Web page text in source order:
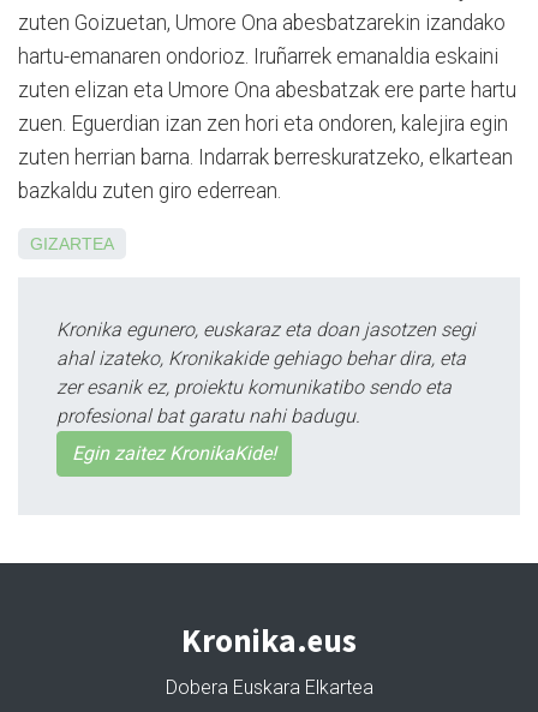
zuten Goizuetan, Umore Ona abesbatzarekin izandako
hartu-emanaren ondorioz. Iruñarrek emanaldia eskaini
zuten elizan eta Umore Ona abesbatzak ere parte hartu
zuen. Eguerdian izan zen hori eta ondoren, kalejira egin
zuten herrian barna. Indarrak berreskuratzeko, elkartean
bazkaldu zuten giro ederrean.
GIZARTEA
Kronika egunero, euskaraz eta doan jasotzen segi
ahal izateko, Kronikakide gehiago behar dira, eta
zer esanik ez, proiektu komunikatibo sendo eta
profesional bat garatu nahi badugu.
Egin zaitez KronikaKide!
Kronika.eus
Dobera Euskara Elkartea